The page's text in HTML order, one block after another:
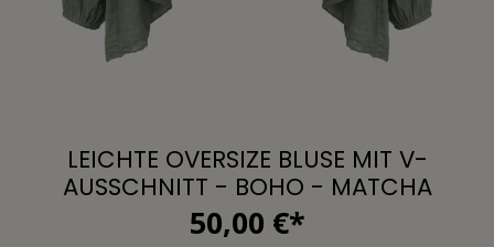
LEICHTE OVERSIZE BLUSE MIT V-
AUSSCHNITT - BOHO - MATCHA
50,00 €*